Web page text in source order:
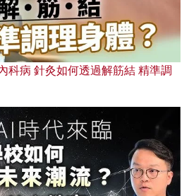
科病 針灸如何透過解筋結 精準調